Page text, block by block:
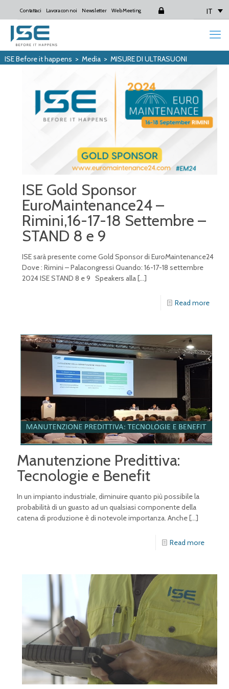
Contattaci Lavora con noi Newsletter Web Meeting IT
ISE Before it happens > Media> MISURE DI ULTRASUONI
ISE Gold Sponsor
EuroMaintenance24 –
Rimini,16-17-18 Settembre –
STAND 8 e 9
ISE sarà presente come Gold Sponsor di EuroMaintenance24
Dove : Rimini – Palacongressi Quando: 16-17-18 settembre
2024 ISE STAND 8 e 9 Speakers alla[…]
Read more
Manutenzione Predittiva:
Tecnologie e Benefit
In un impianto industriale, diminuire quanto più possibile la
probabilità di un guasto ad un qualsiasi componente della
catena di produzione è di notevole importanza. Anche […]
Read more